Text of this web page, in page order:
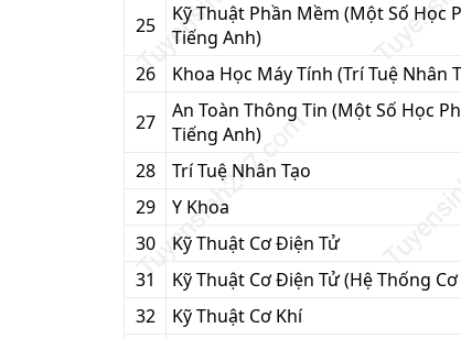
25
Kỹ Thuật Phần Mềm (Một Số Học
Tiếng Anh)
26
Khoa Học Máy Tính (Trí Tuệ Nhân
27
An Toàn Thông Tin (Một Số Học
Tiếng Anh)
28
Trí Tuệ Nhân Tạo
29
Y Khoa
30
Kỹ Thuật Cơ Điện Tử
31
Kỹ Thuật Cơ Điện Tử (Hệ Thống
32
Kỹ Thuật Cơ Khí